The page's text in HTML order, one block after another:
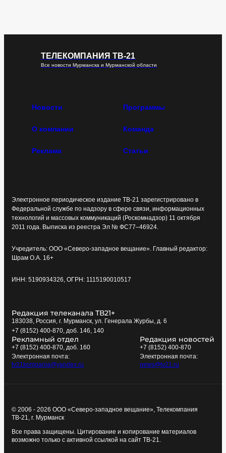
ТЕЛЕКОМПАНИЯ ТВ-21
Все новости Мурманска и Мурманской области
Новости Программы
О компании Команда
Реклама Статьи
Электронное периодическое издание ТВ-21 зарегистрировано в
Федеральной службе по надзору в сфере связи, информационных
технологий и массовых коммуникаций (Роскомнадзор) 11 октября
2011 года. Выписка из реестра Эл № ФС77–46924.
Учредитель: ООО «Северо-западное вещание». Главный редактор:
Шрам О.А. 16+
ИНН: 5190934326, ОГРН: 1115190010517
Редакция телеканала ТВ21+
183038, Россия, г. Мурманск, ул. Генерала Журбы, д. 6
+7 (8152) 400-870, доб. 146, 140
Рекламный отдел
+7 (8152) 400-870, доб. 160
Электронная почта:
tv21kompania@yandex.ru
Редакция новостей
+7 (8152) 400-870
Электронная почта:
news@tv21.ru
© 2006 - 2026 ООО «Северо-западное вещание», Телекомпания
ТВ-21, г. Мурманск
Все права защищены. Цитирование и копирование материалов
возможно только с активной ссылкой на сайт ТВ-21.